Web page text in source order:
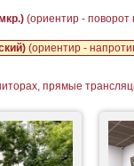
(ориентир - поворот
(ориентир -
прямые